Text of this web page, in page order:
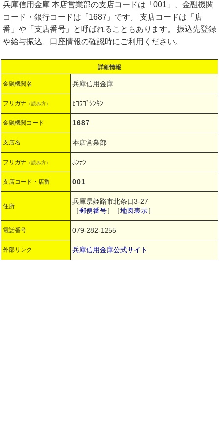
兵庫信用金庫 本店営業部の支店コードは「001」、金融機関
コード・銀行コードは「1687」です。 支店コードは「店
番」や「支店番号」と呼ばれることもあります。 振込先登録
や給与振込、口座情報の確認時にご利用ください。
詳細情報
金融機関名 兵庫信用金庫
フリガナ （読み方） ﾋﾖｳｺﾞｼﾝｷﾝ
金融機関コード 1687
支店名 本店営業部
フリガナ （読み方） ﾎﾝﾃﾝ
支店コード・店番 001
住所
兵庫県姫路市北条口3-27
［郵便番号］［地図表示］
電話番号 079-282-1255
外部リンク 兵庫信用金庫公式サイト